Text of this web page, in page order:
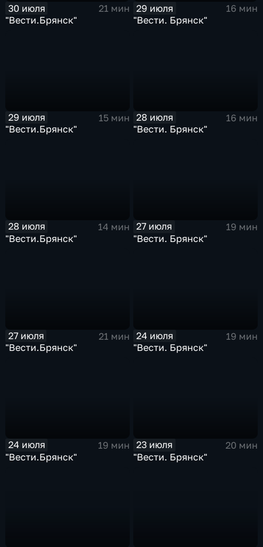
30 июля
21 мин
"Вести.Брянск"
29 июля
16 мин
"Вести. Брянск"
29 июля
15 мин
"Вести.Брянск"
28 июля
16 мин
"Вести. Брянск"
28 июля
14 мин
"Вести.Брянск"
27 июля
19 мин
"Вести. Брянск"
27 июля
21 мин
"Вести.Брянск"
24 июля
19 мин
"Вести. Брянск"
24 июля
19 мин
"Вести.Брянск"
23 июля
20 мин
"Вести. Брянск"